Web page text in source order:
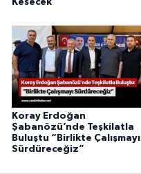
Kesecek
Koray Erdoğan
Şabanözü’nde Teşkilatla
Buluştu “Birlikte Çalışmayı
Sürdüreceğiz”